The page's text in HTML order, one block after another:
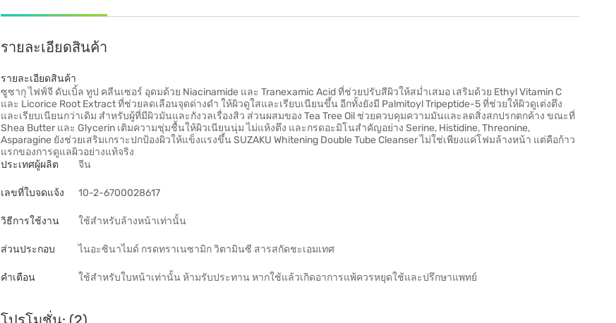
รายละเอียดสินค้า
รายละเอียดสินค้า
ซูซากุ ไฟฟ์จี ดับเบิ้ล ทูป คลีนเซอร์ อุดมด้วย Niacinamide และ Tranexamic Acid ที่ช่วยปรับสีผิวให้สม่ำเสมอ เสริมด้วย Ethyl Vitamin C
และ Licorice Root Extract ที่ช่วยลดเลือนจุดด่างดำ ให้ผิวดูใสและเรียบเนียนขึ้น อีกทั้งยังมี Palmitoyl Tripeptide-5 ที่ช่วยให้ผิวดูเต่งตึง
และเรียบเนียนกว่าเดิม สำหรับผู้ที่มีผิวมันและกังวลเรื่องสิว ส่วนผสมของ Tea Tree Oil ช่วยควบคุมความมันและลดสิ่งสกปรกตกค้าง ขณะที่
Shea Butter และ Glycerin เติมความชุ่มชื้นให้ผิวเนียนนุ่ม ไม่แห้งตึง และกรดอะมิโนสำคัญอย่าง Serine, Histidine, Threonine,
Asparagine ยังช่วยเสริมเกราะปกป้องผิวให้แข็งแรงขึ้น SUZAKU Whitening Double Tube Cleanser ไม่ใช่เพียงแค่โฟมล้างหน้า แต่คือก้าว
แรกของการดูแลผิวอย่างแท้จริง
ประเทศผู้ผลิต
จีน
เลขที่ใบจดแจ้ง 10-2-6700028617
วิธีการใช้งาน ใช้สำหรับล้างหน้าเท่านั้น
ส่วนประกอบ ไนอะซินาไมด์ กรดทราเนซามิก วิตามินซี สารสกัดชะเอมเทศ
คำเตือน ใช้สำหรับใบหน้าเท่านั้น ห้ามรับประทาน หากใช้แล้วเกิดอาการแพ้ควรหยุดใช้และปรึกษาแพทย์